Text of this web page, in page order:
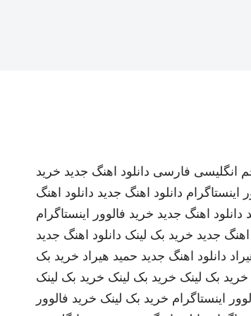
انگلیسی فارسی دانلود اهنگ جدید خرید
اینستاگرام دانلود اهنگ جدید دانلود اهنگ
دانلود اهنگ جدید خرید فالوور اینستاگرام
اهنگ جدید خرید بک لینک دانلود اهنگ جدید
دانلود اهنگ جدید حمید هیراد خرید بک
خرید بک لینک خرید بک لینک خرید بک لینک
اینستاگرام خرید بک لینک خرید فالوور